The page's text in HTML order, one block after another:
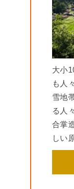
大小
も人
雪地
る人
合掌
しい